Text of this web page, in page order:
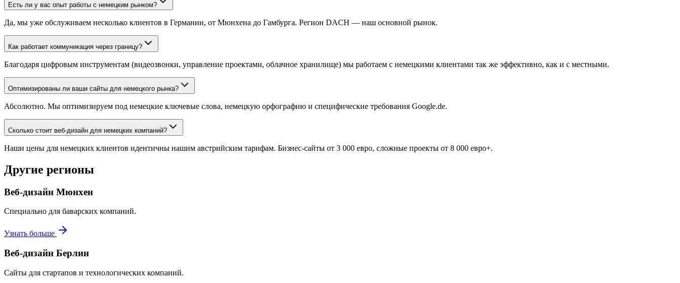
Есть ли у вас опыт работы с немецким рынком?
Да, мы уже обслуживаем несколько клиентов в Германии, от Мюнхена до Гамбурга. Регион DACH — наш основной рынок.
Как работает коммуникация через границу?
Благодаря цифровым инструментам (видеозвонки, управление проектами, облачное хранилище) мы работаем с немецкими клиентами так же эффективно, как и с местными.
Оптимизированы ли ваши сайты для немецкого рынка?
Абсолютно. Мы оптимизируем под немецкие ключевые слова, немецкую орфографию и специфические требования Google.de.
Сколько стоит веб-дизайн для немецких компаний?
Наши цены для немецких клиентов идентичны нашим австрийским тарифам. Бизнес-сайты от 3 000 евро, сложные проекты от 8 000 евро+.
Другие регионы
Веб-дизайн Мюнхен
Специально для баварских компаний.
Узнать больше
Веб-дизайн Берлин
Сайты для стартапов и технологических компаний.